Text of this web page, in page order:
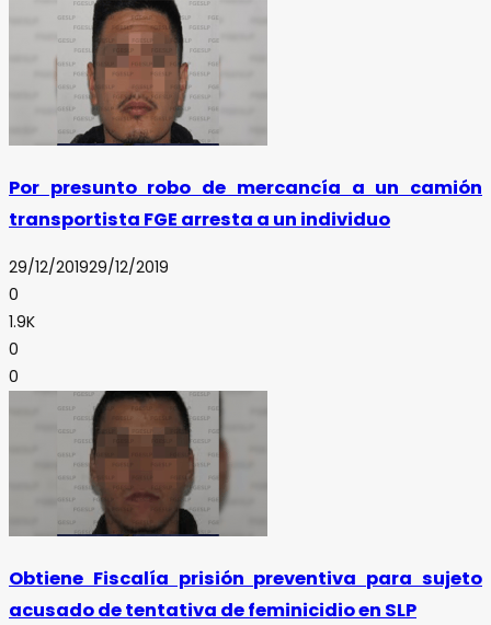
Por presunto robo de mercancía a un camión
transportista FGE arresta a un individuo
29/12/201929/12/2019
0
1.9K
0
0
Obtiene Fiscalía prisión preventiva para sujeto
acusado de tentativa de feminicidio en SLP